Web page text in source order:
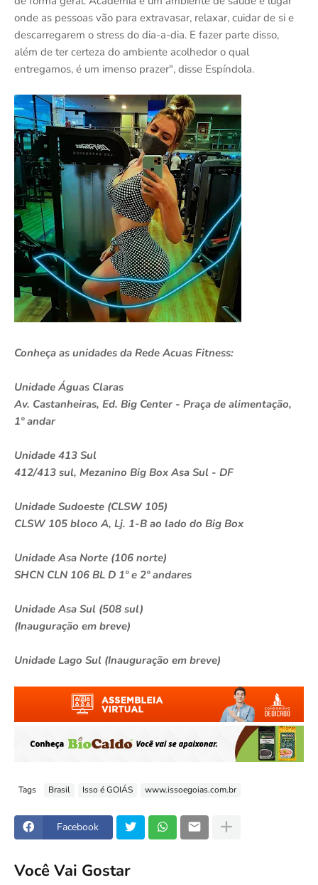
onde as pessoas vão para extravasar, relaxar, cuidar de si e
descarregarem o stress do dia-a-dia. E fazer parte disso,
além de ter certeza do ambiente acolhedor o qual
entregamos, é um imenso prazer", disse Espíndola.
Conheça as unidades da Rede Acuas Fitness:
Unidade Águas Claras
Av. Castanheiras, Ed. Big Center - Praça de alimentação,
1º andar
Unidade 413 Sul
412/413 sul, Mezanino Big Box Asa Sul - DF
Unidade Sudoeste (CLSW 105)
CLSW 105 bloco A, Lj. 1-B ao lado do Big Box
Unidade Asa Norte (106 norte)
SHCN CLN 106 BL D 1º e 2º andares
Unidade Asa Sul (508 sul)
(Inauguração em breve)
Unidade Lago Sul (Inauguração em breve)
Tags Brasil Isso é GOIÁS www.issoegoias.com.br
Facebook
Você Vai Gostar